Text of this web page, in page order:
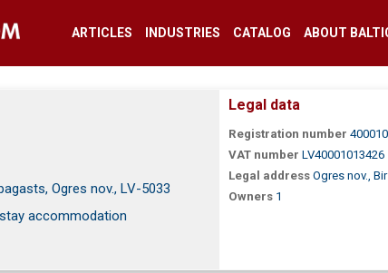
ARTICLES INDUSTRIES CATALOG ABOUT
Ogres nov., LV-5033
accommodation
Legal data
Registration number
VAT number LV40001013426
Legal address Ogres nov.,
Owners 1